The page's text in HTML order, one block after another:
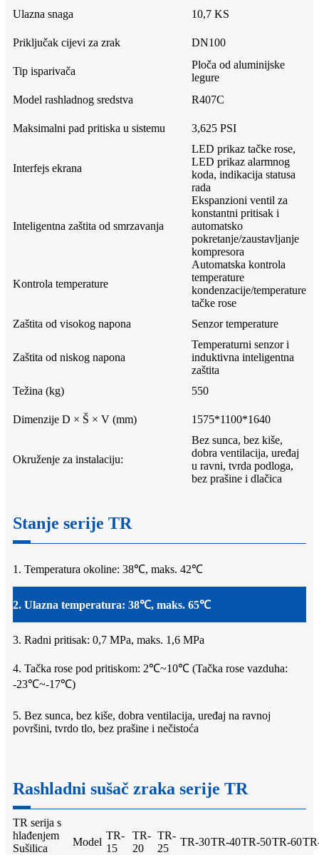
Ulazna snaga
10,7 KS
Priključak cijevi za zrak DN100
Tip isparivača
Ploča od aluminijske
legure
Model rashladnog sredstva
R407C
Maksimalni pad pritiska u sistemu 3,625 PSI
Interfejs ekrana
LED prikaz tačke rose,
LED prikaz alarmnog
koda, indikacija statusa
rada
Inteligentna zaštita od smrzavanja
Ekspanzioni ventil za
konstantni pritisak i
automatsko
pokretanje/zaustavljanje
kompresora
Kontrola temperature
Automatska kontrola
temperature
kondenzacije/temperature
tačke rose
Zaštita od visokog napona
Senzor temperature
Zaštita od niskog napona
Temperaturni senzor i
induktivna inteligentna
zaštita
Težina (kg)
550
Dimenzije D × Š × V (mm) 1575*1100*1640
Okruženje za instalaciju:
Bez sunca, bez kiše,
dobra ventilacija, uređaj
u ravni, tvrda podloga,
bez prašine i dlačica
Stanje serije TR
1. Temperatura okoline: 38℃, maks. 42℃
2. Ulazna temperatura: 38℃, maks. 65℃
3. Radni pritisak: 0,7 MPa, maks. 1,6 MPa
4. Tačka rose pod pritiskom: 2℃~10℃ (Tačka rose vazduha:
-23℃~-17℃)
5. Bez sunca, bez kiše, dobra ventilacija, uređaj na ravnoj
površini, tvrdo tlo, bez prašine i nečistoća
Rashladni sušač zraka serije TR
TR serija s
hlađenjem
Sušilica
Model
TR-
15
TR-
20
TR-
25
TR-30TR-40TR-50TR-60